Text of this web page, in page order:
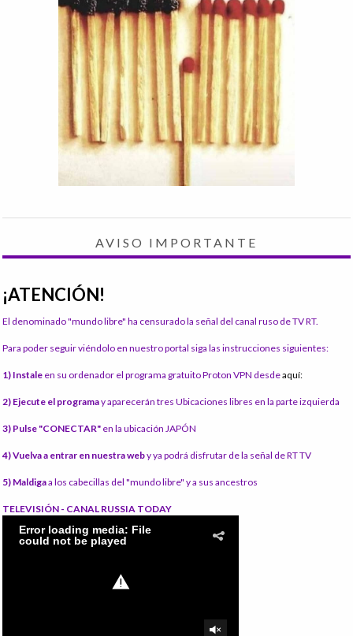
AVISO IMPORTANTE
¡ATENCIÓN!
El denominado "mundo libre" ha censurado la señal del canal ruso de TV RT.
Para poder seguir viéndolo en nuestro portal siga las instrucciones siguientes:
1) Instale en su ordenador el programa gratuito Proton VPN desdeaquí:
2) Ejecute el programay aparecerán tres Ubicaciones libres en la parte izquierda
3) Pulse "CONECTAR" en la ubicación JAPÓN
4) Vuelva a entrar en nuestra weby ya podrá disfrutar de la señal de RT TV
5) Maldigaa los cabecillas del "mundo libre" y a sus ancestros
TELEVISIÓN - CANAL RUSSIA TODAY